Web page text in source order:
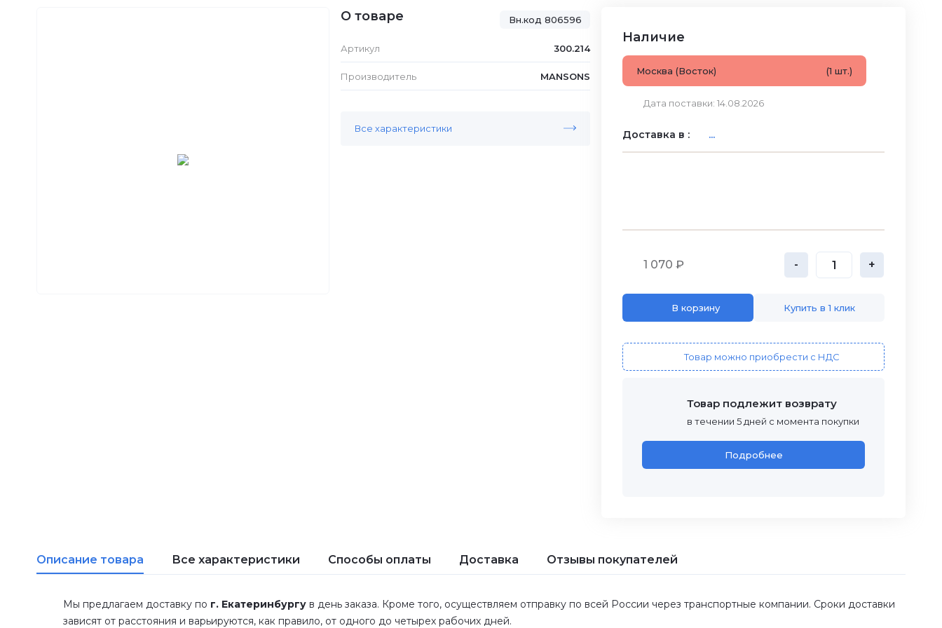
Вн.код 806596
О товаре
Артикул 300.214
Производитель MANSONS
Все характеристики
Наличие
Москва (Восток) (1 шт.)
Дата поставки: 14.08.2026
Доставка в : ...
1 070 ₽ - +
В корзину Купить в 1 клик
Товар можно приобрести с НДС
Товар подлежит возврату
в течении 5 дней с момента покупки
Подробнее
Описание товара Все характеристики Способы оплаты Доставка Отзывы покупателей
Мы предлагаем доставку по г. Екатеринбургу в день заказа. Кроме того, осуществляем отправку по всей России через транспортные компании. Сроки доставки
зависят от расстояния и варьируются, как правило, от одного до четырех рабочих дней.